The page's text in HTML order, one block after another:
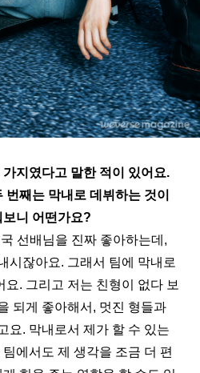
지였다고 말한 적이 있어요.
째는 막내로 데뷔하는 것이
니 어떤가요?
선배님을 진짜 좋아하는데,
시잖아요. 그래서 팀에 막내로
. 그리고 저는 친형이 없다 보
되게 좋아해서, 멋진 형들과
요. 막내로서 제가 할 수 있는
에서도 제 생각을 조금 더 편